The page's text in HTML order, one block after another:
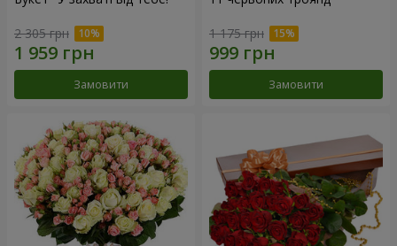
2 305 грн
Замовити
1 175 грн
Замовити